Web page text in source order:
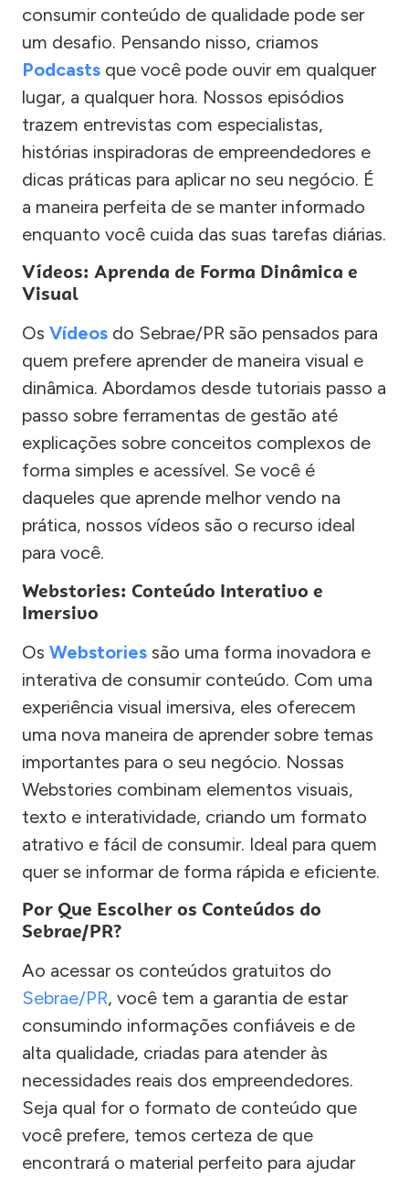
consumir conteúdo de qualidade pode ser
um desafio. Pensando nisso, criamos
Podcasts que você pode ouvir em qualquer
lugar, a qualquer hora. Nossos episódios
trazem entrevistas com especialistas,
histórias inspiradoras de empreendedores e
dicas práticas para aplicar no seu negócio. É
a maneira perfeita de se manter informado
enquanto você cuida das suas tarefas diárias.
Vídeos: Aprenda de Forma Dinâmica e
Visual
Os Vídeos do Sebrae/PR são pensados para
quem prefere aprender de maneira visual e
dinâmica. Abordamos desde tutoriais passo a
passo sobre ferramentas de gestão até
explicações sobre conceitos complexos de
forma simples e acessível. Se você é
daqueles que aprende melhor vendo na
prática, nossos vídeos são o recurso ideal
para você.
Webstories: Conteúdo Interativo e
Imersivo
Os Webstories são uma forma inovadora e
interativa de consumir conteúdo. Com uma
experiência visual imersiva, eles oferecem
uma nova maneira de aprender sobre temas
importantes para o seu negócio. Nossas
Webstories combinam elementos visuais,
texto e interatividade, criando um formato
atrativo e fácil de consumir. Ideal para quem
quer se informar de forma rápida e eficiente.
Por Que Escolher os Conteúdos do
Sebrae/PR?
Ao acessar os conteúdos gratuitos do
Sebrae/PR, você tem a garantia de estar
consumindo informações confiáveis e de
alta qualidade, criadas para atender às
necessidades reais dos empreendedores.
Seja qual for o formato de conteúdo que
você prefere, temos certeza de que
encontrará o material perfeito para ajudar